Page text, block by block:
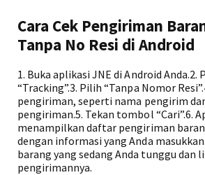
Cara Cek Pengiriman
Tanpa No Resi di Android
1. Buka aplikasi JNE di Android Anda.2.
“Tracking”.3. Pilih “Tanpa Nomor
pengiriman, seperti nama pengirim
pengiriman.5. Tekan tombol “Cari”.6.
menampilkan daftar pengiriman
dengan informasi yang Anda
barang yang sedang Anda tunggu dan
pengirimannya.